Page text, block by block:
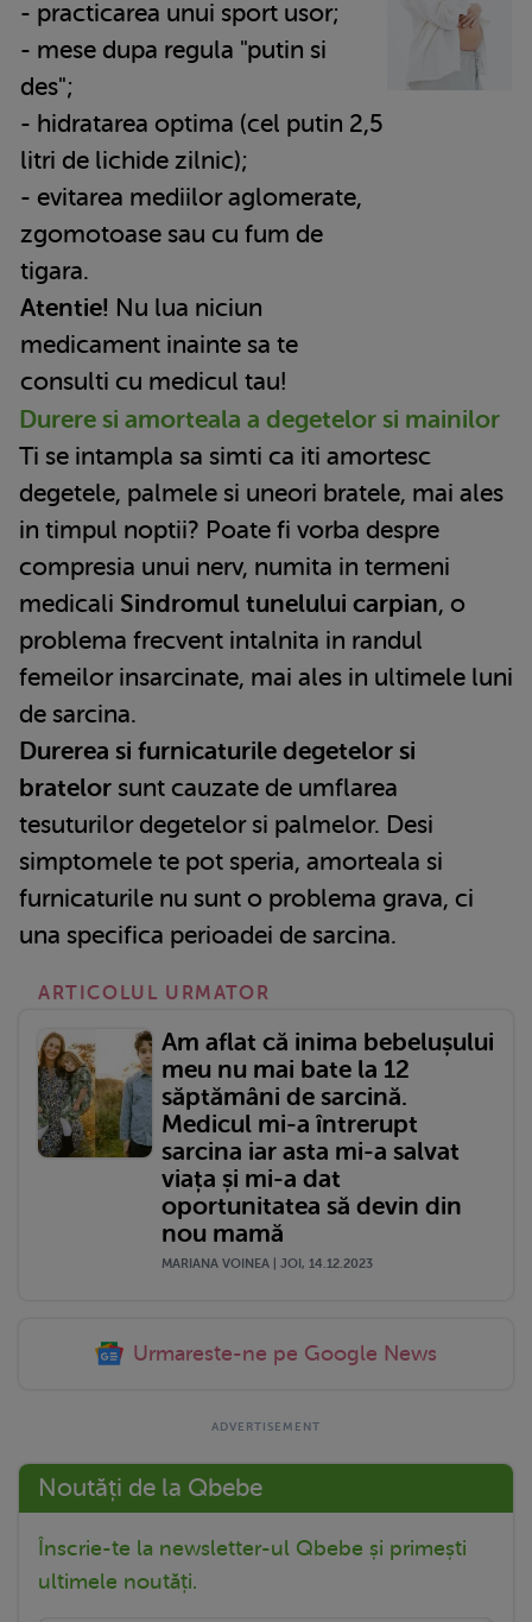
- practicarea unui sport usor;
- mese dupa regula "putin si
des";
- hidratarea optima (cel putin 2,5
litri de lichide zilnic);
- evitarea mediilor aglomerate,
zgomotoase sau cu fum de
tigara.
Atentie! Nu lua niciun
medicament inainte sa te
consulti cu medicul tau!
Durere si amorteala a degetelor si mainilor
Ti se intampla sa simti ca iti amortesc
degetele, palmele si uneori bratele, mai ales
in timpul noptii? Poate fi vorba despre
compresia unui nerv, numita in termeni
medicali Sindromul tunelului carpian, o
problema frecvent intalnita in randul
femeilor insarcinate, mai ales in ultimele luni
de sarcina.
Durerea si furnicaturile degetelor si
bratelor sunt cauzate de umflarea
tesuturilor degetelor si palmelor. Desi
simptomele te pot speria, amorteala si
furnicaturile nu sunt o problema grava, ci
una specifica perioadei de sarcina.
ARTICOLUL URMATOR
Am aflat că inima bebelușului
meu nu mai bate la 12
săptămâni de sarcină.
Medicul mi-a întrerupt
sarcina iar asta mi-a salvat
viața și mi-a dat
oportunitatea să devin din
nou mamă
MARIANA VOINEA | JOI, 14.12.2023
Urmareste-ne pe Google News
Noutăți de la Qbebe
Înscrie-te la newsletter-ul Qbebe și primești
ultimele noutăți.